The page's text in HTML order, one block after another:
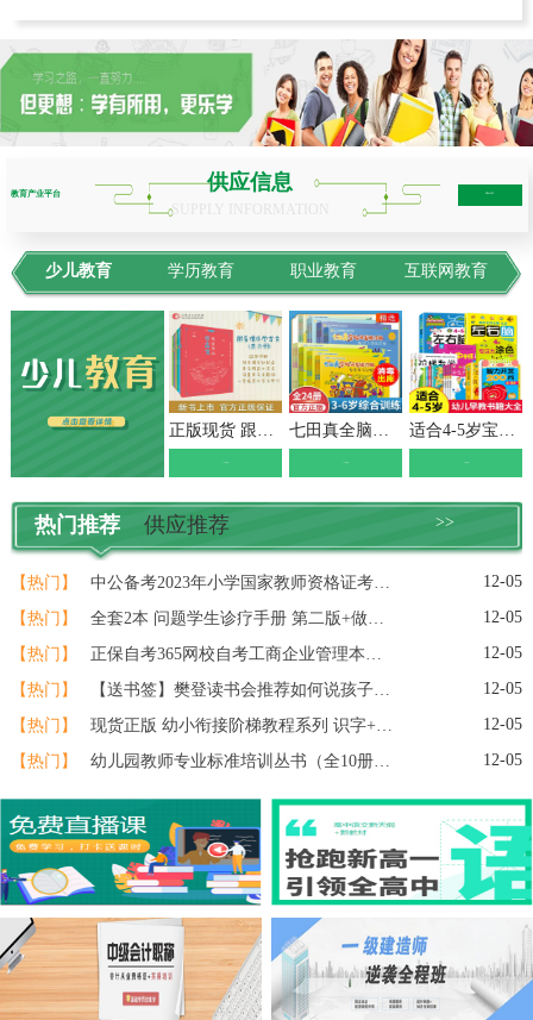
教育产业平台 供应信息
SUPPLY INFORMATION
more+
少儿教育 学历教育 职业教育 互联网教育
热门推荐 供应推荐 >>
【热门】 中公备考2023年小学国家教师资格证考试用书教资资料专用教材综合素质教育知识与能力历年真题库试卷刷题语文数学英语2022笔试粉笔 12-05
【热门】 全套2本 问题学生诊疗手册 第二版+做一个专业的班主任 王晓春 大夏书系 教育理论基础知识综合 中小学班主任培训用书教育理论书籍 12-05
【热门】 12-05
【热门】 【送书签】樊登读书会推荐如何说孩子才会听怎么听孩子才肯说正面管教父母的语言教育心理学如何说话怎么才能听育儿书籍父母 12-05
【热门】 现货正版 幼小衔接阶梯教程系列 识字+数学+英语+拼音+看图说话+思维训练（全18册）全彩页幼小衔接教材快读童书 12-05
【热门】 幼儿园教师专业标准培训丛书（全10册）幼儿能力培养与训练/幼儿园教师专业标准培训丛书 幼教老师专业成长素质提高 学前教育用书 12-05